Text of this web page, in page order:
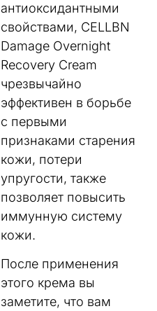
антиоксидантными
свойствами, CELLBN
Damage Overnight
Recovery Creаm
чрезвычайно
эффективен в борьбе
с первыми
признаками старения
кожи, потери
упругости, также
позволяет повысить
иммунную систему
кожи.
После применения
этого крема вы
заметите, что вам